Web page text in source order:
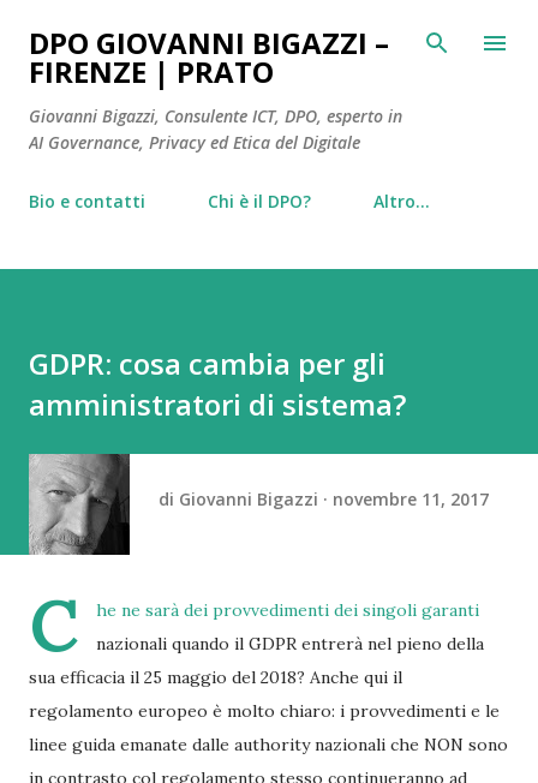
Passa ai contenuti principali
DPO GIOVANNI BIGAZZI –
FIRENZE | PRATO
Giovanni Bigazzi, Consulente ICT, DPO, esperto in
AI Governance, Privacy ed Etica del Digitale
Bio e contatti Chi è il DPO? Altro…
GDPR: cosa cambia per gli
amministratori di sistema?
di Giovanni Bigazzi novembre 11, 2017
C
he ne sarà dei provvedimenti dei singoli garanti
nazionali quando il GDPR entrerà nel pieno della
sua efficacia il 25 maggio del 2018? Anche qui il
regolamento europeo è molto chiaro: i provvedimenti e le
linee guida emanate dalle authority nazionali che NON sono
in contrasto col regolamento stesso continueranno ad